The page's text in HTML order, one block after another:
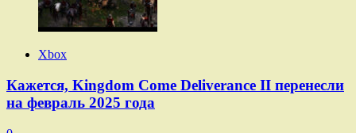
Xbox
Кажется, Kingdom Come Deliverance II перенесли
на февраль 2025 года